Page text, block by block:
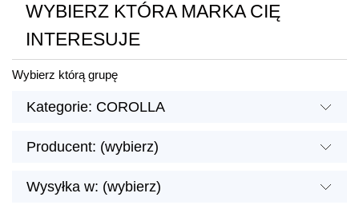
WYBIERZ KTÓRA MARKA CIĘ
INTERESUJE
Wybierz którą grupę
Kategorie: COROLLA
Producent: (wybierz)
Wysyłka w: (wybierz)